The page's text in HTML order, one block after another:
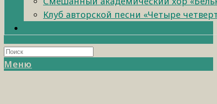
Клуб авторской песни «Четыре
Меню